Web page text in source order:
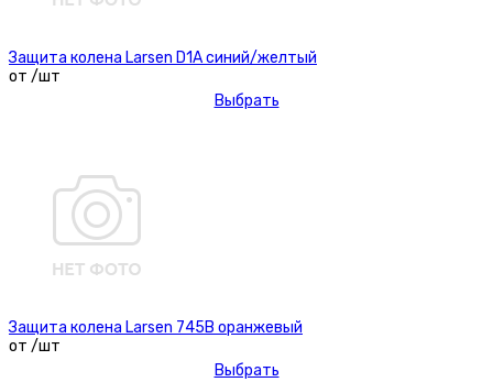
Защита колена Larsen D1A синий/желтый
от /шт
Выбрать
Защита колена Larsen 745В оранжевый
от /шт
Выбрать